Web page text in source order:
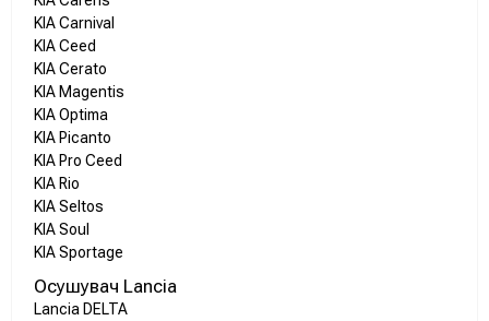
KIA Carnival
KIA Ceed
KIA Cerato
KIA Magentis
KIA Optima
KIA Picanto
KIA Pro Ceed
KIA Rio
KIA Seltos
KIA Soul
KIA Sportage
Осушувач Lancia
Lancia DELTA